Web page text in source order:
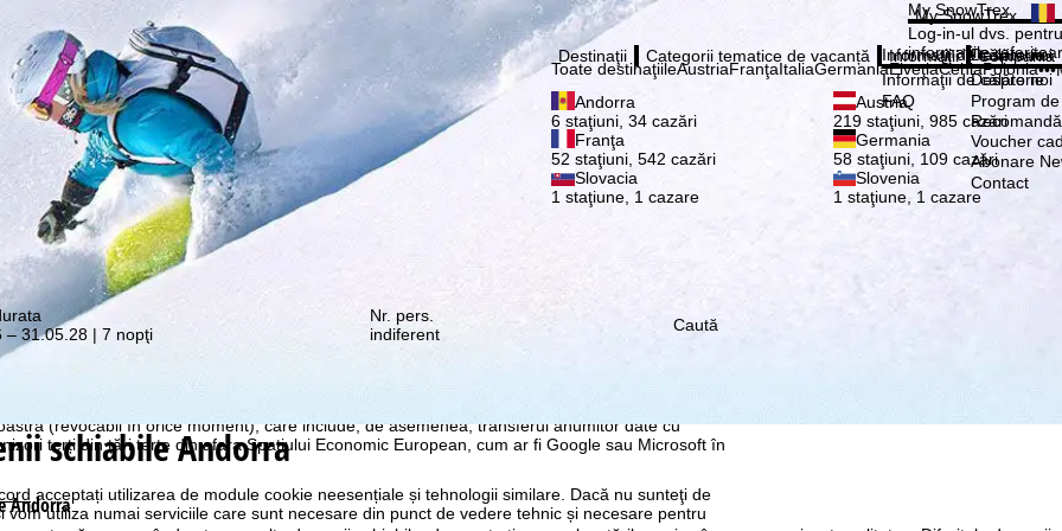
web, utilizăm module cookie pentru a colecta informații de utilizare, pe care noi, TravelTrex
partenerii noștri. Profilurile de utilizare sunt create pe baza activităților dvs. folosind informații
Aceste profiluri de utilizare sunt utilizate pentru analize statistice, recomandări
(revocabil în orice moment), care include, de asemenea, transferul anumitor date cu
terți din țări terțe din afara Spațiului Economic European, cum ar fi Google sau Microsoft în
acceptați utilizarea de module cookie neesențiale și tehnologii similare. Dacă nu sunteţi de
vom utiliza numai serviciile care sunt necesare din punct de vedere tehnic și necesare pentru
vă așteaptă! Abonează
My SnowTrex
My SnowTrex
Log-in-ul dvs.
informaţiile
Vă
Destinaţii
Toate destinaţiileAustriaFranţaItaliaGermaniaElveţiaCehiaPolonia•••
Andorra
6 staţiuni, 34 cazări
Austria
219 staţiuni, 985 cazări
Franţa
52 staţiuni, 542 cazări
Germania
58 staţiuni, 109 cazări
Slovacia
1 staţiune, 1 cazare
Slovenia
1 staţiune, 1 cazare
Categorii tematice de vacanță Informaţii
Informaţii de călătorie
Informaţii de călătorie
FAQ
Compania
Despre noi
Despre noi
Program
Voucher
Abonare
Contact
– 31.05.28 | 7 nopţi
Nr. pers.
indiferent
Caută
schiabile Andorra
Andorra